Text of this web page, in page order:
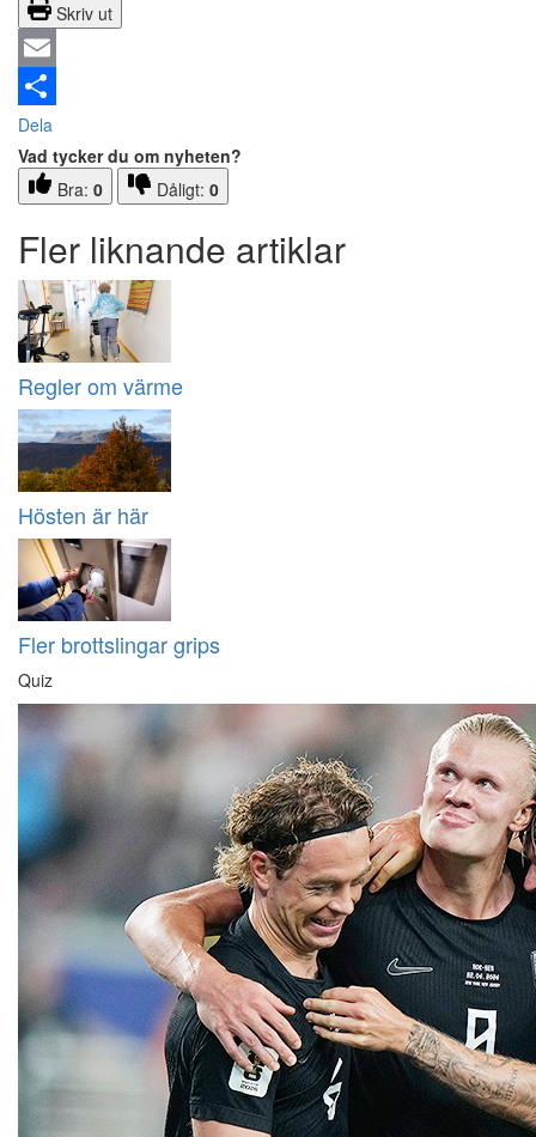
Skriv ut
Email
Dela
Vad tycker du om nyheten?
Bra: 0 Dåligt: 0
Fler liknande artiklar
Regler om värme
Hösten är här
Fler brottslingar grips
Quiz